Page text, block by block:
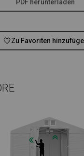
PDF herunterladen
Zu Favoriten